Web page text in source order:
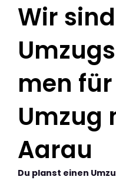
Wir
men
Umzug
Aarau
Du planst einen